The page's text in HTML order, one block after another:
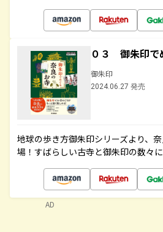
０３ 御朱印で
御朱印
2024.06.27 発売
地球の歩き方御朱印シリーズより、
場！すばらしい古寺と御朱印の数々
AD